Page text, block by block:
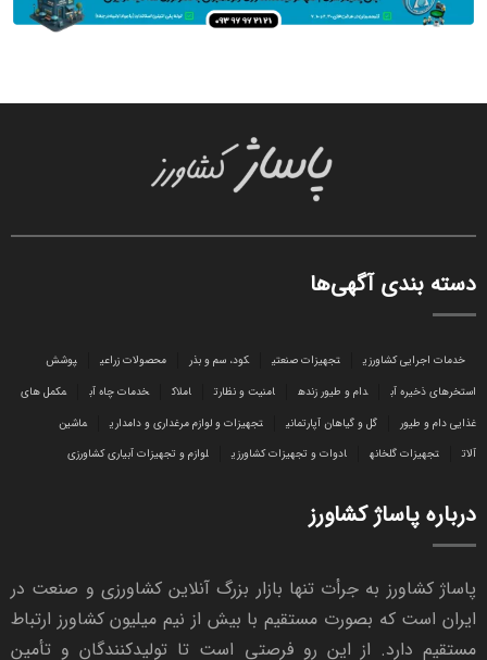
دسته بندی آگهی‌ها
خدمات اجرایی کشاورزی تجهیزات صنعتی کود، سم و بذر محصولات زراعی
پوشش
استخرهای ذخیره آب
دام و طیور زنده امنیت و نظارت املاک خدمات چاه آب
مکمل های
غذایی دام و طیور
گل و گیاهان آپارتمانی تجهیزات و لوازم مرغداری و دامداری
ماشین
آلات
تجهیزات گلخانه ادوات و تجهیزات کشاورزی لوازم و تجهیزات آبیاری کشاورزی
درباره پاساژ کشاورز
پاساژ کشاورز به جرأت تنها بازار بزرگ آنلاین کشاورزی و صنعت در
ایران است که بصورت مستقیم با بیش از نیم میلیون کشاورز ارتباط
مستقیم دارد. از این رو فرصتی است تا تولیدکنندگان و تأمین